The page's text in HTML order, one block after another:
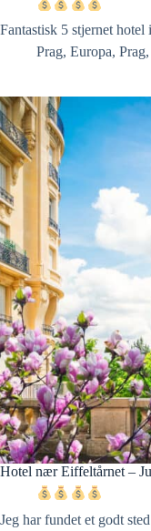
Fantastisk 5 stjernet
Prag, Europa, Prag,
Hotel nær Eiffeltårnet –
Jeg har fundet et godt